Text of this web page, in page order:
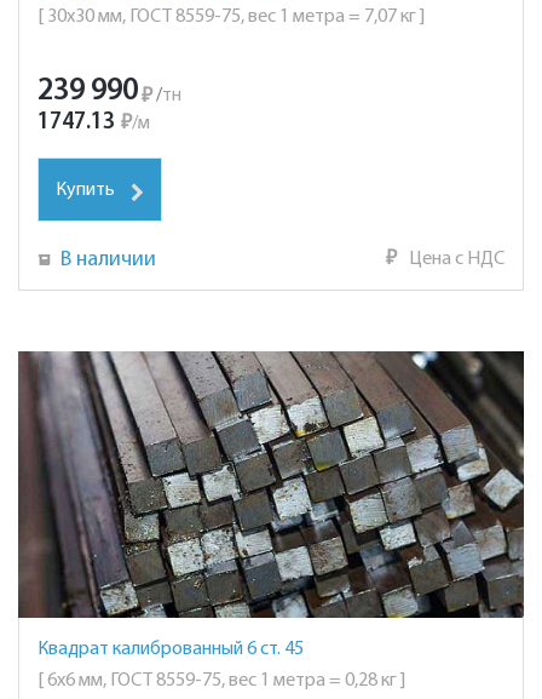
[ 30х30 мм, ГОСТ 8559-75, вес 1 метра = 7,07 кг ]
239 990₽ /тн
1747.13 ₽/м
Купить
В наличии ₽ Цена с НДС
Квадрат калиброванный 6 ст. 45
[ 6х6 мм, ГОСТ 8559-75, вес 1 метра = 0,28 кг ]